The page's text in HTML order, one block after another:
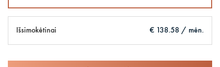
Išsimokėtinai € 138.58 / mėn.